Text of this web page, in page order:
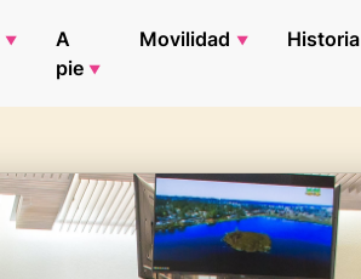
A
pie
Movilidad Historia